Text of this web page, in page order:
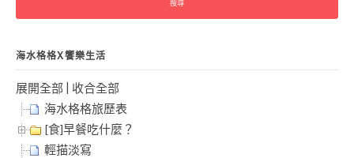
字:
海水格格X饗樂生活
展開全部
收合全部
海水格格旅歷表
[食]早餐吃什麼？
輕描淡寫